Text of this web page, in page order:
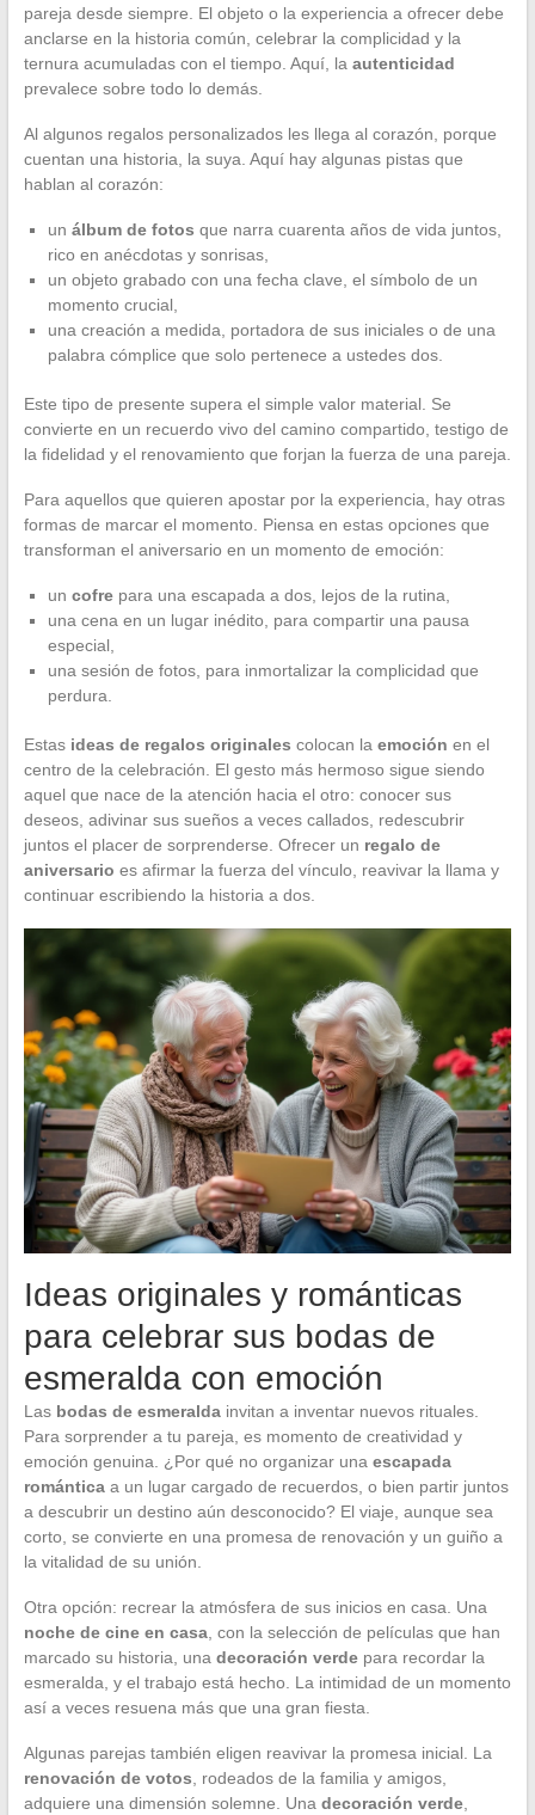
pareja desde siempre. El objeto o la experiencia a ofrecer debe
anclarse en la historia común, celebrar la complicidad y la
ternura acumuladas con el tiempo. Aquí, la autenticidad
prevalece sobre todo lo demás.
Al algunos regalos personalizados les llega al corazón, porque
cuentan una historia, la suya. Aquí hay algunas pistas que
hablan al corazón:
un álbum de fotos que narra cuarenta años de vida juntos,
rico en anécdotas y sonrisas,
un objeto grabado con una fecha clave, el símbolo de un
momento crucial,
una creación a medida, portadora de sus iniciales o de una
palabra cómplice que solo pertenece a ustedes dos.
Este tipo de presente supera el simple valor material. Se
convierte en un recuerdo vivo del camino compartido, testigo de
la fidelidad y el renovamiento que forjan la fuerza de una pareja.
Para aquellos que quieren apostar por la experiencia, hay otras
formas de marcar el momento. Piensa en estas opciones que
transforman el aniversario en un momento de emoción:
un cofrepara una escapada a dos, lejos de la rutina,
una cena en un lugar inédito, para compartir una pausa
especial,
una sesión de fotos, para inmortalizar la complicidad que
perdura.
Estas ideas de regalos originales colocan la emoción en el
centro de la celebración. El gesto más hermoso sigue siendo
aquel que nace de la atención hacia el otro: conocer sus
deseos, adivinar sus sueños a veces callados, redescubrir
juntos el placer de sorprenderse. Ofrecer un regalo de
aniversario es afirmar la fuerza del vínculo, reavivar la llama y
continuar escribiendo la historia a dos.
Ideas originales y románticas
para celebrar sus bodas de
esmeralda con emoción
Las bodas de esmeraldainvitan a inventar nuevos rituales.
Para sorprender a tu pareja, es momento de creatividad y
emoción genuina. ¿Por qué no organizar una escapada
románticaa un lugar cargado de recuerdos, o bien partir juntos
a descubrir un destino aún desconocido? El viaje, aunque sea
corto, se convierte en una promesa de renovación y un guiño a
la vitalidad de su unión.
Otra opción: recrear la atmósfera de sus inicios en casa. Una
noche de cine en casa, con la selección de películas que han
marcado su historia, una decoración verdepara recordar la
esmeralda, y el trabajo está hecho. La intimidad de un momento
así a veces resuena más que una gran fiesta.
Algunas parejas también eligen reavivar la promesa inicial. La
renovación de votos , rodeados de la familia y amigos,
adquiere una dimensión solemne. Una decoración verde,